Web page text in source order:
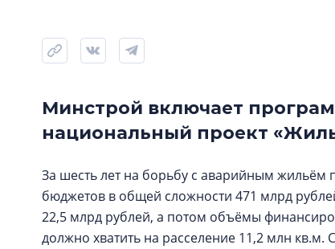
Минстрой включает
национальный проект
За шесть лет на борьбу с аварийным жильём
бюджетов в общей сложности 471 млрд
22,5 млрд рублей, а потом объёмы
должно хватить на расселение 11,2 млн